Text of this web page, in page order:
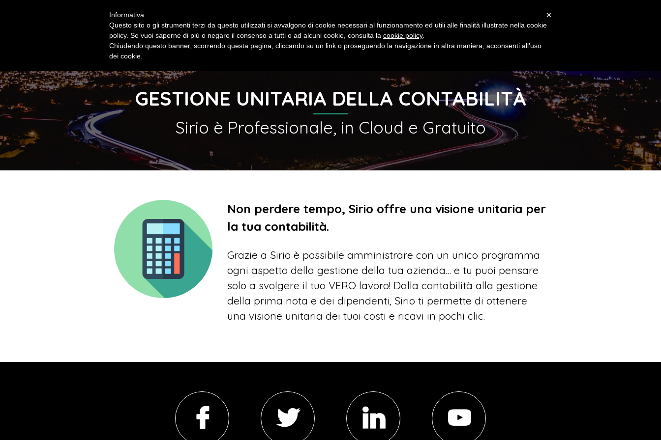
Chi Siamo
PROVALO SUBITO!
IL SALVATORE FUNZIONALITÀ COME INIZIARE
GESTIONE UNITARIA DELLA CONTABILITÀ
Sirio è Professionale, in Cloud e Gratuito
Non perdere tempo, Sirio offre una visione unitaria per
la tua contabilità.
Grazie a Sirio è possibile amministrare con un unico programma
ogni aspetto della gestione della tua azienda… e tu puoi pensare
solo a svolgere il tuo VERO lavoro! Dalla contabilità alla gestione
della prima nota e dei dipendenti, Sirio ti permette di ottenere
una visione unitaria dei tuoi costi e ricavi in pochi clic.
×
Informativa
Questo sito o gli strumenti terzi da questo utilizzati si avvalgono di cookie necessari al funzionamento ed utili alle finalità illustrate nella cookie
policy. Se vuoi saperne di più o negare il consenso a tutti o ad alcuni cookie, consulta la cookie policy.
Chiudendo questo banner, scorrendo questa pagina, cliccando su un link o proseguendo la navigazione in altra maniera, acconsenti all’uso
dei cookie.